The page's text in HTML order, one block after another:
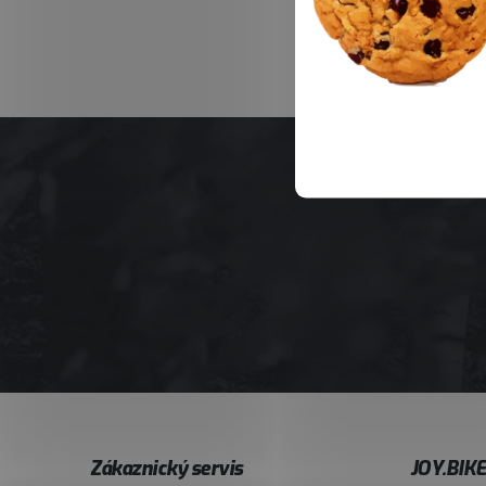
Zákaznický servis JOY.BIKE